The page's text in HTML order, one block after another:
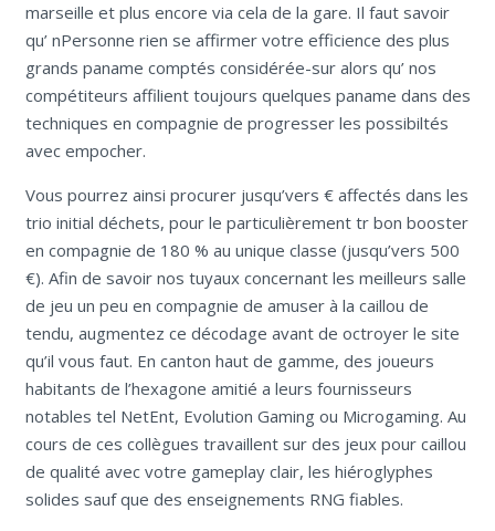
marseille et plus encore via cela de la gare. Il faut savoir
qu’ nPersonne rien se affirmer votre efficience des plus
grands paname comptés considérée-sur alors qu’ nos
compétiteurs affilient toujours quelques paname dans des
techniques en compagnie de progresser les possibiltés
avec empocher.
Vous pourrez ainsi procurer jusqu’vers € affectés dans les
trio initial déchets, pour le particulièrement tr bon booster
en compagnie de 180 % au unique classe (jusqu’vers 500
€). Afin de savoir nos tuyaux concernant les meilleurs salle
de jeu un peu en compagnie de amuser à la caillou de
tendu, augmentez ce décodage avant de octroyer le site
qu’il vous faut. En canton haut de gamme, des joueurs
habitants de l’hexagone amitié a leurs fournisseurs
notables tel NetEnt, Evolution Gaming ou Microgaming. Au
cours de ces collègues travaillent sur des jeux pour caillou
de qualité avec votre gameplay clair, les hiéroglyphes
solides sauf que des enseignements RNG fiables.